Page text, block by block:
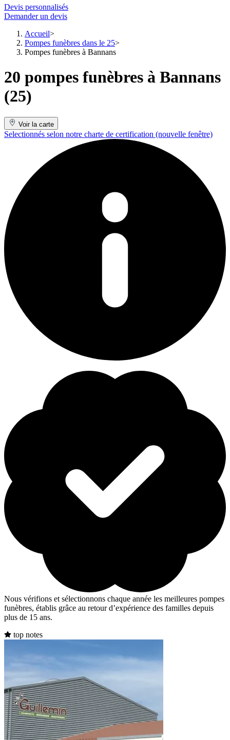
Devis personnalisés
Demander un devis
Accueil
Pompes funèbres dans le 25
Pompes funèbres à Bannans
20 pompes funèbres à Bannans
(25)
Voir la carte
Selectionnés selon notre charte de certification (nouvelle fenêtre)
Nous vérifions et sélectionnons chaque année les meilleures pompes
funèbres, établis grâce au retour d’expérience des familles depuis
plus de 15 ans.
top notes